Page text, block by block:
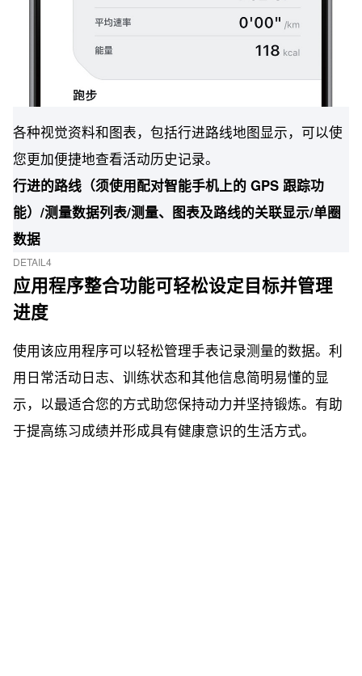
各种视觉资料和图表，包括行进路线地图显示，可以使
您更加便捷地查看活动历史记录。
行进的路线（须使用配对智能手机上的 GPS 跟踪功
能）/测量数据列表/测量、图表及路线的关联显示/单圈
数据
DETAIL4
应用程序整合功能可轻松设定目标并管理
进度
使用该应用程序可以轻松管理手表记录测量的数据。利
用日常活动日志、训练状态和其他信息简明易懂的显
示，以最适合您的方式助您保持动力并坚持锻炼。有助
于提高练习成绩并形成具有健康意识的生活方式。